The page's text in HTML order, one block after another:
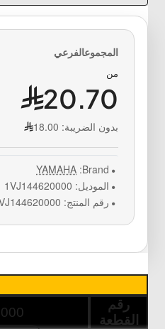
من
20.70
بدون الضريبة: 18.00
Brand:
YAMAHA
الموديل: 1VJ144620000
رقم المنتج:
رقم
القطعة